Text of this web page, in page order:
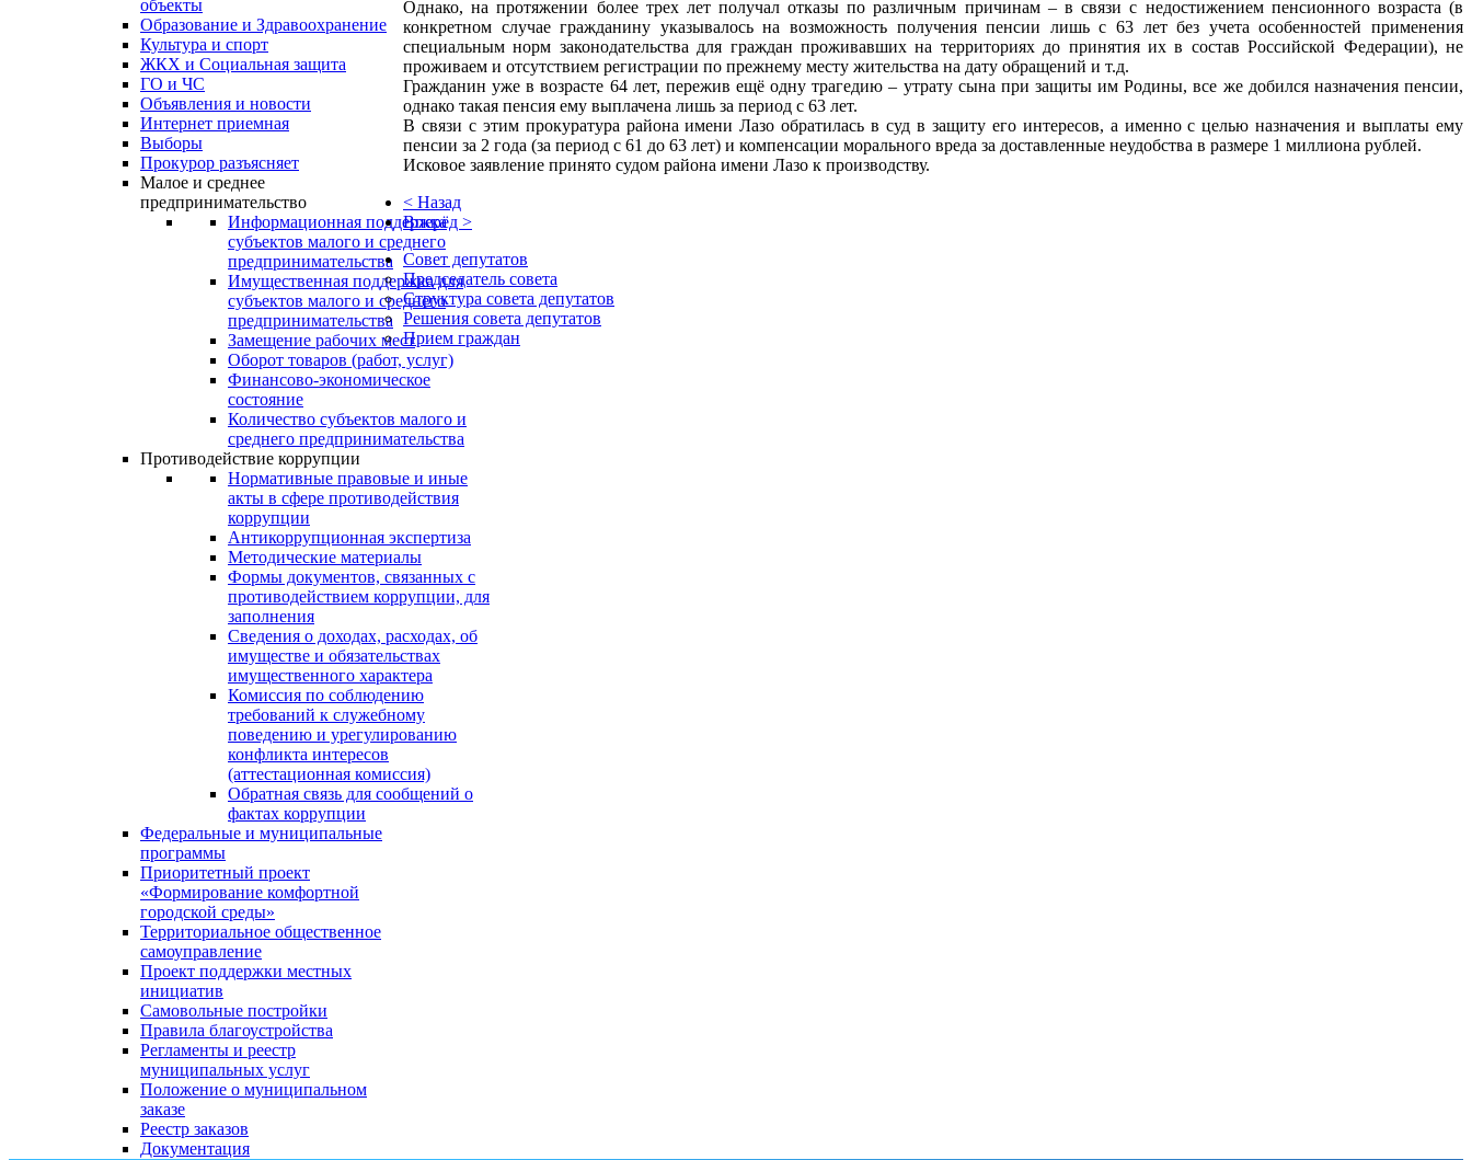
объекты
Образование и Здравоохранение
Культура и спорт
ЖКХ и Социальная защита
ГО и ЧС
Объявления и новости
Интернет приемная
Выборы
Прокурор разъясняет
Малое и среднее
предпринимательство
Информационная поддержка
субъектов малого и среднего
предпринимательства
Имущественная поддержка для
субъектов малого и среднего
предпринимательства
Замещение рабочих мест
Оборот товаров (работ, услуг)
Финансово-экономическое
состояние
Количество субъектов малого и
среднего предпринимательства
Противодействие коррупции
Нормативные правовые и иные
акты в сфере противодействия
коррупции
Антикоррупционная экспертиза
Методические материалы
Формы документов, связанных с
противодействием коррупции, для
заполнения
Сведения о доходах, расходах, об
имуществе и обязательствах
имущественного характера
Комиссия по соблюдению
требований к служебному
поведению и урегулированию
конфликта интересов
(аттестационная комиссия)
Обратная связь для сообщений о
фактах коррупции
Федеральные и муниципальные
программы
Приоритетный проект
«Формирование комфортной
городской среды»
Территориальное общественное
самоуправление
Проект поддержки местных
инициатив
Самовольные постройки
Правила благоустройства
Регламенты и реестр
муниципальных услуг
Положение о муниципальном
заказе
Реестр заказов
Документация
Однако, на протяжении более трех лет получал отказы по различным причинам – в связи с недостижением пенсионного возраста (в
конкретном случае гражданину указывалось на возможность получения пенсии лишь с 63 лет без учета особенностей применения
специальным норм законодательства для граждан проживавших на территориях до принятия их в состав Российской Федерации), не
проживаем и отсутствием регистрации по прежнему месту жительства на дату обращений и т.д.
Гражданин уже в возрасте 64 лет, пережив ещё одну трагедию – утрату сына при защиты им Родины, все же добился назначения пенсии,
однако такая пенсия ему выплачена лишь за период с 63 лет.
В связи с этим прокуратура района имени Лазо обратилась в суд в защиту его интересов, а именно с целью назначения и выплаты ему
пенсии за 2 года (за период с 61 до 63 лет) и компенсации морального вреда за доставленные неудобства в размере 1 миллиона рублей.
Исковое заявление принято судом района имени Лазо к производству.
< Назад
Вперёд >
Совет депутатов
Председатель совета
Структура совета депутатов
Решения совета депутатов
Прием граждан